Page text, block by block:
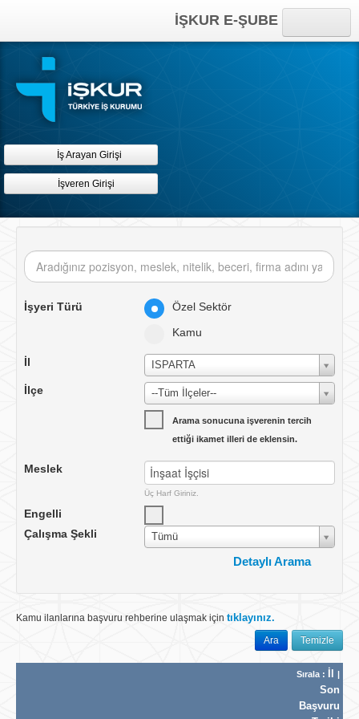
İŞKUR E-ŞUBE
Online İşlemler
İş Arayan Girişi
İşveren Girişi
İşyeri Türü
Özel Sektör
Kamu
İl ISPARTA
İlçe --Tüm İlçeler--
Arama sonucuna işverenin tercih
ettiği ikamet illeri de eklensin.
Meslek
Üç Harf Giriniz.
Engelli
Çalışma Şekli
Tümü
Detaylı Arama
Ülke TÜRKİYE
Kamu ilanlarına başvuru rehberine ulaşmak için tıklayınız.
Ara Temizle
Sırala : |
Son
Başvuru